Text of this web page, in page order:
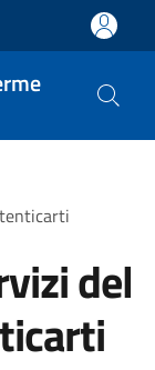
del